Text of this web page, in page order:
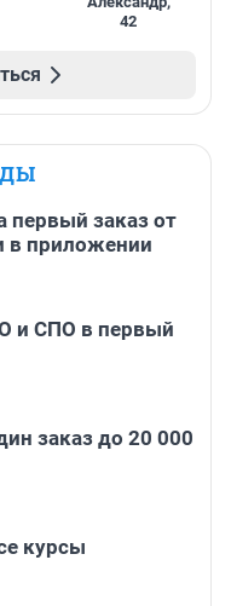
42
первый заказ от
в приложении
и СПО в первый
заказ до 20 000
курсы